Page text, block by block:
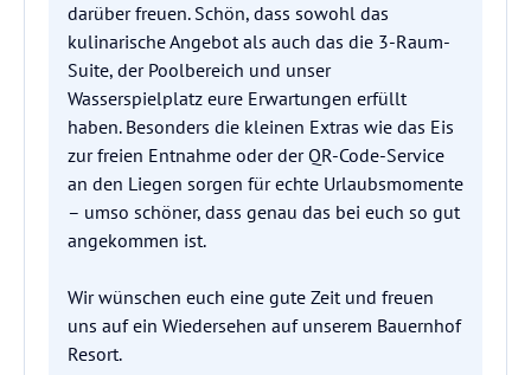
darüber freuen. Schön, dass sowohl das
kulinarische Angebot als auch das die 3-Raum-
Suite, der Poolbereich und unser
Wasserspielplatz eure Erwartungen erfüllt
haben. Besonders die kleinen Extras wie das Eis
zur freien Entnahme oder der QR-Code-Service
an den Liegen sorgen für echte Urlaubsmomente
– umso schöner, dass genau das bei euch so gut
angekommen ist.
Wir wünschen euch eine gute Zeit und freuen
uns auf ein Wiedersehen auf unserem Bauernhof
Resort.